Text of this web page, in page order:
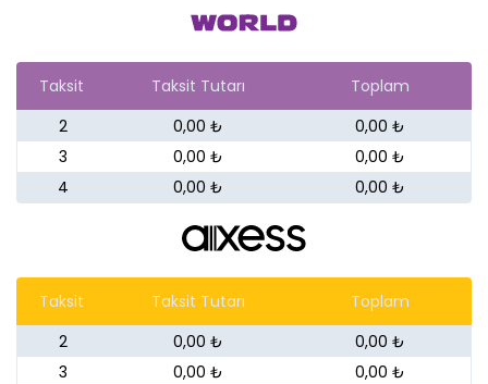
Taksit Taksit Tutarı
Toplam
2
0,00 ₺
0,00 ₺
3
0,00 ₺
0,00 ₺
4
0,00 ₺ 0,00 ₺
Taksit Taksit Tutarı
Toplam
2
0,00 ₺
0,00 ₺
3
0,00 ₺
0,00 ₺